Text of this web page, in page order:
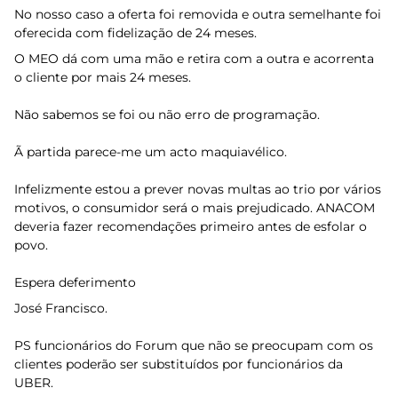
No nosso caso a oferta foi removida e outra semelhante foi
oferecida com fidelização de 24 meses.
O MEO dá com uma mão e retira com a outra e acorrenta
o cliente por mais 24 meses.
Não sabemos se foi ou não erro de programação.
Ã partida parece-me um acto maquiavélico.
Infelizmente estou a prever novas multas ao trio por vários
motivos, o consumidor será o mais prejudicado. ANACOM
deveria fazer recomendações primeiro antes de esfolar o
povo.
Espera deferimento
José Francisco.
PS funcionários do Forum que não se preocupam com os
clientes poderão ser substituídos por funcionários da
UBER.